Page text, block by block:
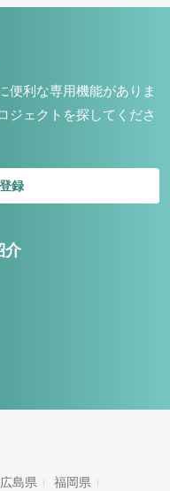
便利な専用機能がありま
ジェクトを探してくださ
録
介
広島県 福岡県